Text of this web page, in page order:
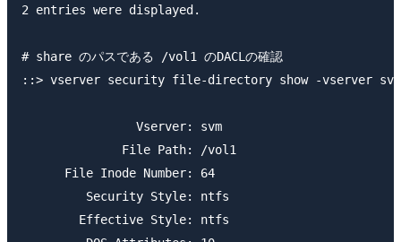
2 entries were displayed.
# share のパスである /vol1 のDACLの確認
::> vserver security file-directory show -vserver
                Vserver: svm
              File Path: /vol1
      File Inode Number: 64
         Security Style: ntfs
        Effective Style: ntfs